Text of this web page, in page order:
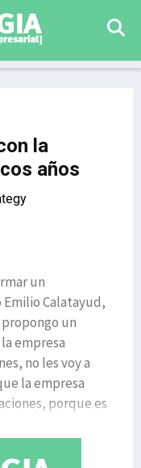
la
años
un
Calatayud,
un
empresa
no les voy a
la empresa
porque es